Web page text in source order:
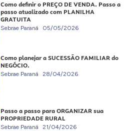
Como definir o PREÇO DE VENDA. Passo a
passo atualizado com PLANILHA
GRATUITA
Sebrae Paraná 05/05/2026
Como planejar a SUCESSÃO FAMILIAR do
NEGÓCIO.
Sebrae Paraná 28/04/2026
Passo a passo para ORGANIZAR sua
PROPRIEDADE RURAL
Sebrae Paraná 21/04/2026